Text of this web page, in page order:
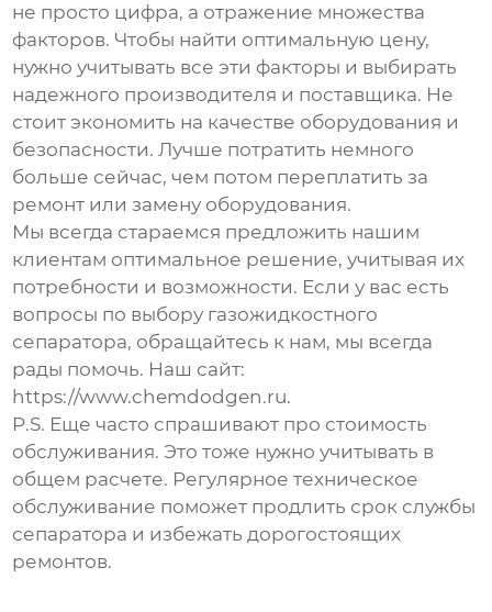
не просто цифра, а отражение множества
факторов. Чтобы найти оптимальную цену,
нужно учитывать все эти факторы и выбирать
надежного производителя и поставщика. Не
стоит экономить на качестве оборудования и
безопасности. Лучше потратить немного
больше сейчас, чем потом переплатить за
ремонт или замену оборудования.
Мы всегда стараемся предложить нашим
клиентам оптимальное решение, учитывая их
потребности и возможности. Если у вас есть
вопросы по выбору газожидкостного
сепаратора, обращайтесь к нам, мы всегда
рады помочь. Наш сайт:
https://www.chemdodgen.ru.
P.S. Еще часто спрашивают про стоимость
обслуживания. Это тоже нужно учитывать в
общем расчете. Регулярное техническое
обслуживание поможет продлить срок службы
сепаратора и избежать дорогостоящих
ремонтов.